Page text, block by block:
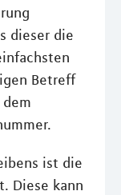
dieser die
Betreff
ist die
Diese kann